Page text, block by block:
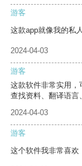
游客
这款app就像我的私
2024-04-03
游客
这款软件非常实用，
查找资料、翻译语言
2024-04-03
游客
这个软件我非常喜欢